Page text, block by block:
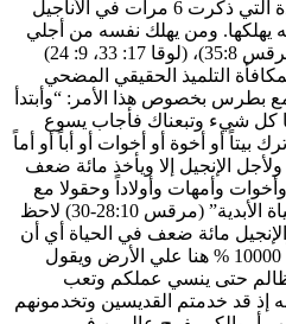
الذهبية للتلمذة وهي الآية الوحيدة التي ذكرت 6 مرات في الأناجيل
يهلكها. ومن يهلك نفسه من أجلي
يجدها” (متي10 : 39، 16: 26)، (مرقس 35:8)، (لوقا 17: 33، 9: 24)
بمكافأة التلميذ الحقيقي المضحي
بطرس بخصوص هذا الأمر: “وأبتدأ
كل شيء وتبعناك فأجاب يسوع
أو أخوة أو أخوات أو أباً أو أماً
ولأجل الإنجيل إلا ويأخذ مائة ضعف
وأمهات وأولاداً وحقولا مع
اضطهادات وفي الدهر الآتي الحياة الأبدية” (مرقس 28:10-30) لاحظ
مائة ضعف في الحياة أي أن
بنك التلمذة ونشر الإنجيل يعطي 10000 % هنا علي الأرض ويقول
بظالم حتى ينسي عملكم وتعب
إذ قد خدمتم القديسين وتخدمونهم